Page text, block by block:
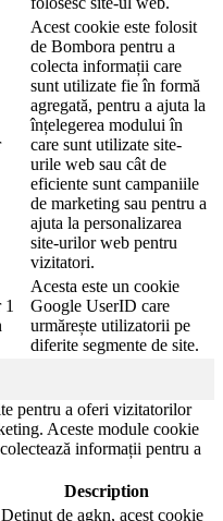
Acest cookie este folosit
de Bombora pentru a
colecta informații care
sunt utilizate fie în formă
agregată, pentru a ajuta la
înțelegerea modului în
care sunt utilizate site-
urile web sau cât de
eficiente sunt campaniile
de marketing sau pentru a
ajuta la personalizarea
site-urilor web pentru
vizitatori.
1
Acesta este un cookie
Google UserID care
urmărește utilizatorii pe
diferite segmente de site.
pentru a oferi vizitatorilor
Aceste module cookie
informații pentru a
Description
Deținut de agkn, acest cookie